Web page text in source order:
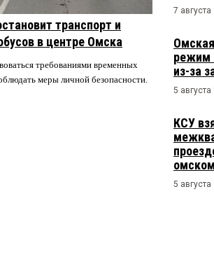
транспорт и
в центре Омска
требованиями временных
меры личной безопасности.
7 августа
режим
из-за
5 августа
КСУ
5 августа